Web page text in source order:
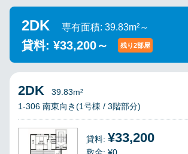
2DK 専有面積: 39.83m²～
貸料: ¥33,200～ 残り2部屋
2DK
39.83m²
1-306 南東向き(1号棟 / 3階部分)
貸料: ¥33,200